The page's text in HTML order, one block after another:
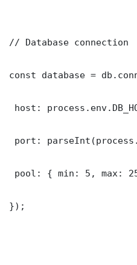
// Database connection
const database =
host:
port:
pool: { min: 5, max:
});